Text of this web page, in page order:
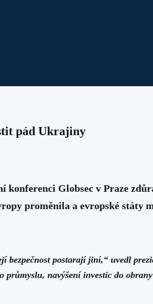
pád Ukrajiny
konferenci Globsec v Praze
proměnila a evropské státy
bezpečnost postarají jiní,“ uvedl
navýšení investic do